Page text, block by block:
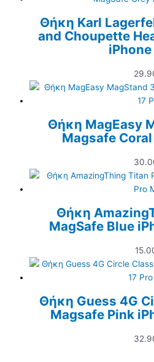
Θήκη Karl
and Choupette
iPhone
Θήκη MagEasy
Magsafe Coral
Θήκη
MagSafe Blue
Θήκη Guess 4G
Magsafe Pink